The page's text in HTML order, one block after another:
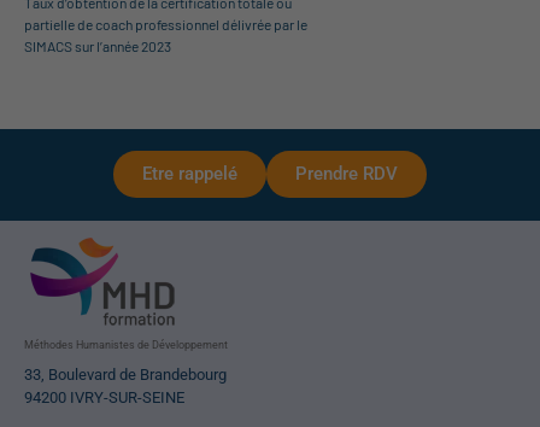
partielle de coach professionnel délivrée par le
SIMACS sur l’année 2023
Etre rappelé Prendre RDV
Méthodes Humanistes de Développement
33, Boulevard de Brandebourg
94200 IVRY-SUR-SEINE